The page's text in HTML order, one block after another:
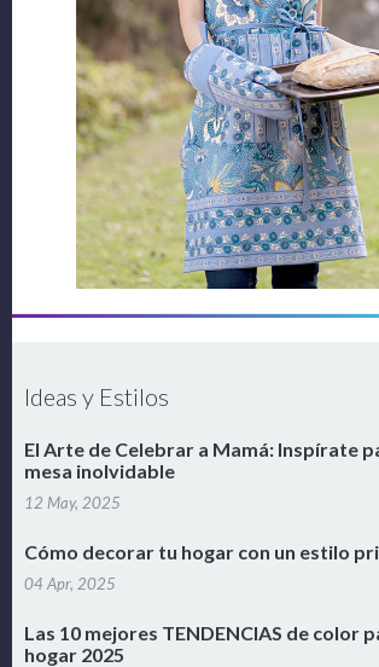
Ideas y Estilos
El Arte de Celebrar a Mamá: Inspírate
mesa inolvidable
12 May, 2025
Cómo decorar tu hogar con un estilo
04 Apr, 2025
Las 10 mejores TENDENCIAS de color
hogar 2025